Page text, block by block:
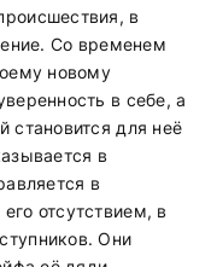
в
Со временем
новому
в себе, а
становится для неё
в
в
отсутствием, в
Они